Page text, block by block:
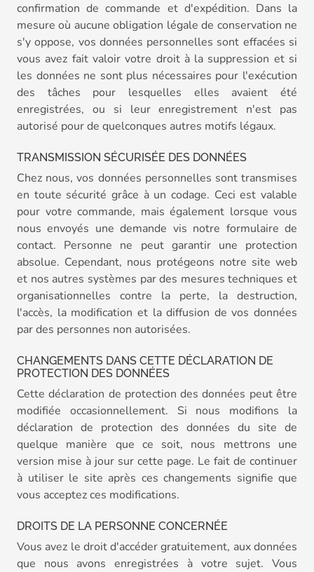
confirmation de commande et d'expédition. Dans la
mesure où aucune obligation légale de conservation ne
s'y oppose, vos données personnelles sont effacées si
vous avez fait valoir votre droit à la suppression et si
les données ne sont plus nécessaires pour l'exécution
des tâches pour lesquelles elles avaient été
enregistrées, ou si leur enregistrement n'est pas
autorisé pour de quelconques autres motifs légaux.
TRANSMISSION SÉCURISÉE DES DONNÉES
Chez nous, vos données personnelles sont transmises
en toute sécurité grâce à un codage. Ceci est valable
pour votre commande, mais également lorsque vous
nous envoyés une demande vis notre formulaire de
contact. Personne ne peut garantir une protection
absolue. Cependant, nous protégeons notre site web
et nos autres systèmes par des mesures techniques et
organisationnelles contre la perte, la destruction,
l'accès, la modification et la diffusion de vos données
par des personnes non autorisées.
CHANGEMENTS DANS CETTE DÉCLARATION DE
PROTECTION DES DONNÉES
Cette déclaration de protection des données peut être
modifiée occasionnellement. Si nous modifions la
déclaration de protection des données du site de
quelque manière que ce soit, nous mettrons une
version mise à jour sur cette page. Le fait de continuer
à utiliser le site après ces changements signifie que
vous acceptez ces modifications.
DROITS DE LA PERSONNE CONCERNÉE
Vous avez le droit d'accéder gratuitement, aux données
que nous avons enregistrées à votre sujet. Vous